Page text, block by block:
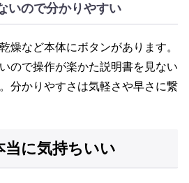
いので分かりやすい
燥など本体にボタンがあります。
ので操作が楽かた説明書を見ない
分かりやすさは気軽さや早さに繋
当に気持ちいい